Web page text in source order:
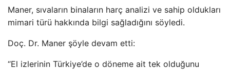
Maner, sıvaların binaların harç analizi ve sahip oldukları
mimari türü hakkında bilgi sağladığını söyledi.
Doç. Dr. Maner şöyle devam etti:
“El izlerinin Türkiye’de o döneme ait tek olduğunu